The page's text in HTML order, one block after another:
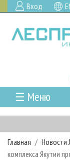
Вход
☰ Меню
ГЛАВНАЯ
РУБРИКИ И ТЕМЫ
РУБРИКИ
НОВОСТИ
Главная Новости
комплекса Якутии